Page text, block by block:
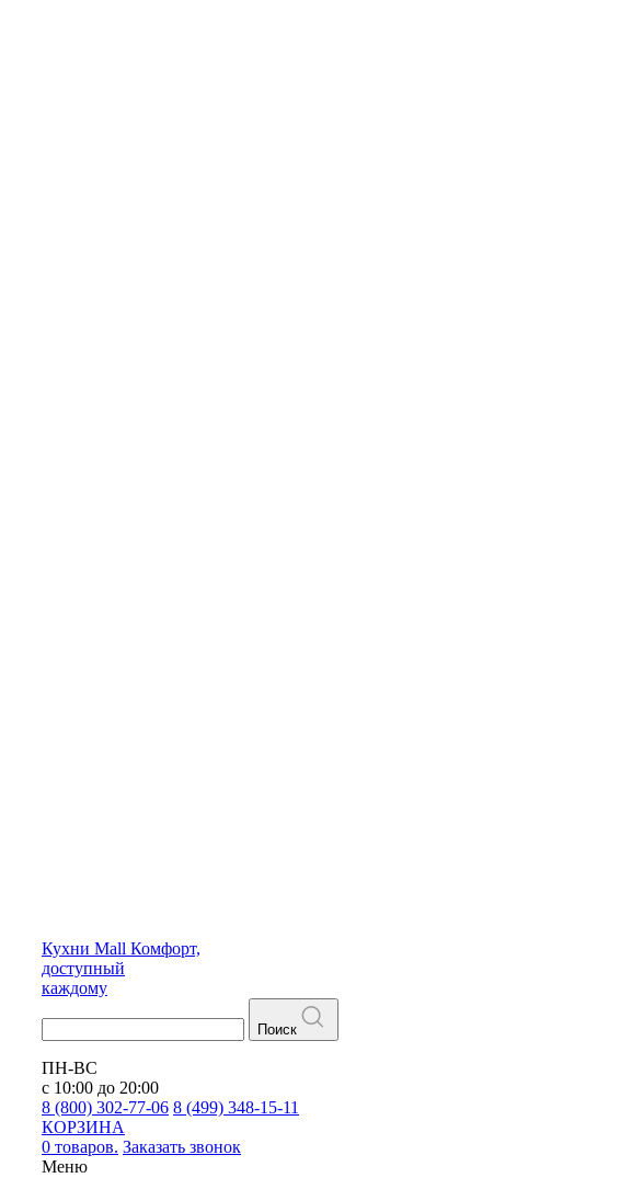
Кухни Mall Комфорт,
доступный
каждому
Поиск
ПН-ВС
с 10:00 до 20:00
8 (800) 302-77-06 8 (499) 348-15-11
КОРЗИНА
0 товаров. Заказать звонок
Меню